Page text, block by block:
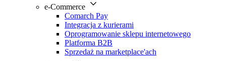
e-Commerce
Comarch Pay
Integracja z kurierami
Oprogramowanie sklepu internetowego
Platforma B2B
Sprzedaż na marketplace'ach